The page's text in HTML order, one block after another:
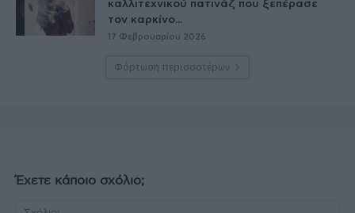
καλλιτεχνικού πατινάζ που ξεπέρασε
τον καρκίνο...
17 Φεβρουαρίου 2026
Φόρτωση περισσοτέρων
Έχετε κάποιο σχόλιο;